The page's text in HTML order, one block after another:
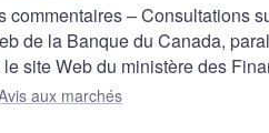
commentaires – Consultations
de la Banque du Canada,
site Web du ministère des
aux marchés